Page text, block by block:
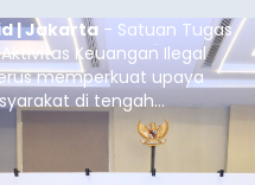
| Jakarta - Satuan Tugas
Keuangan Ilegal
memperkuat upaya
di tengah
penipuan digital yang